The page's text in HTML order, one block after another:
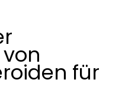
für